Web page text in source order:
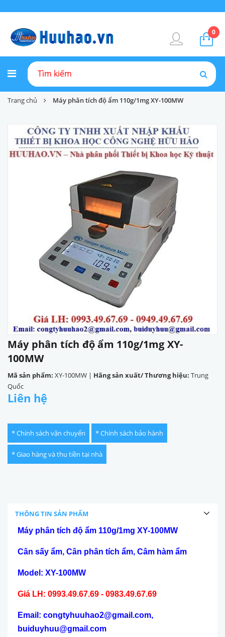
0
Trang chủ Máy phân tích độ ẩm 110g/1mg XY-100MW
Máy phân tích độ ẩm 110g/1mg XY-
100MW
Mã sản phẩm: XY-100MW | Hãng sản xuất/ Thương hiệu: Trung
Quốc
Liên hệ
* Chính sách vận chuyển * Chính sách bảo hành
* Giao hàng và thu tiền tại nhà
THÔNG TIN SẢN PHẨM
Máy phân tích độ ẩm 110g/1mg XY-100MW
Cân sấy ẩm, Cân phân tích ẩm, Câm hàm ẩm
Model : XY-100MW
Giá LH: 0993.49.67.69 - 0983.49.67.69
Email: congtyhuuhao2@gmail.com,
buiduyhuu@gmail.com